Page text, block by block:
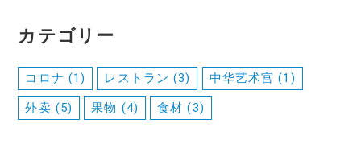
カテゴリー
コロナ (1) レストラン (3) 中华艺术宫 (1)
外卖 (5) 果物 (4) 食材 (3)